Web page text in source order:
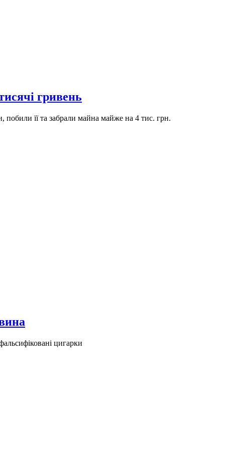
гривень
побили її та забрали майна майже на 4 тис. грн.
цигарки